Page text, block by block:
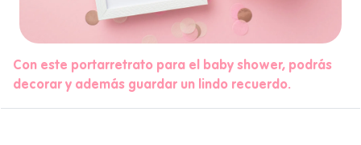
Con este portarretrato para el baby shower, podrás
decorar y además guardar un lindo recuerdo.